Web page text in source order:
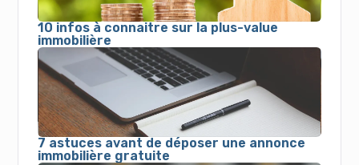
10 infos à connaitre sur la plus-value
immobilière
7 astuces avant de déposer une annonce
immobilière gratuite